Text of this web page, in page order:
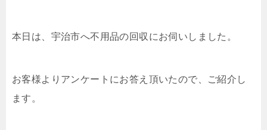
本日は、宇治市へ不用品の回収にお伺いしました。
お客様よりアンケートにお答え頂いたので、ご紹介し
ます。